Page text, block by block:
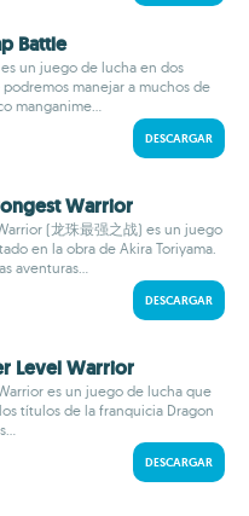
Battle
un juego de lucha en dos
manejar a muchos de
manganime...
DESCARGAR
Warrior
(龙珠最强之战) es un juego
en la obra de Akira Toriyama.
aventuras...
DESCARGAR
Level Warrior
es un juego de lucha que
títulos de la franquicia Dragon
DESCARGAR